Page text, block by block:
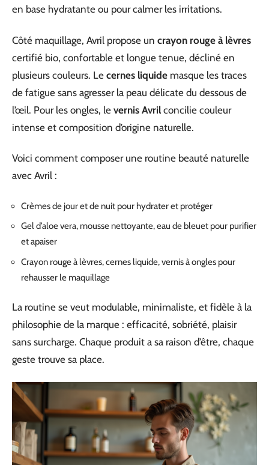
en base hydratante ou pour calmer les irritations.
Côté maquillage, Avril propose un crayon rouge à lèvres
certifié bio, confortable et longue tenue, décliné en
plusieurs couleurs. Le cernes liquide masque les traces
de fatigue sans agresser la peau délicate du dessous de
l’œil. Pour les ongles, le vernis Avril concilie couleur
intense et composition d’origine naturelle.
Voici comment composer une routine beauté naturelle
avec Avril :
Crèmes de jour et de nuit pour hydrater et protéger
Gel d’aloe vera, mousse nettoyante, eau de bleuet pour purifier
et apaiser
Crayon rouge à lèvres, cernes liquide, vernis à ongles pour
rehausser le maquillage
La routine se veut modulable, minimaliste, et fidèle à la
philosophie de la marque : efficacité, sobriété, plaisir
sans surcharge. Chaque produit a sa raison d’être, chaque
geste trouve sa place.